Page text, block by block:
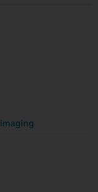
imaging